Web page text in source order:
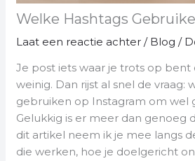
Welke Hashtags
Laat een reactie achter / Blog /
Je post iets waar je trots op
weinig. Dan rijst al snel de vraag:
gebruiken op Instagram om wel
Gelukkig is er meer dan genoeg
dit artikel neem ik je mee langs
die werken, hoe je doelgericht